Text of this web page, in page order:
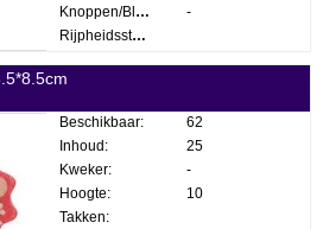
Knoppen/Bloemen:
-
Rijpheidsstadium:
Beschikbaar:
62
Inhoud:
25
Kweker:
-
Hoogte:
10
Takken: